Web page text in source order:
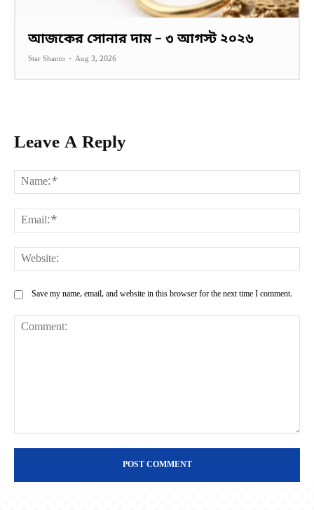
আজকের সোনার দাম – ৩ আগস্ট ২০২৬
Star Shanto - Aug 3, 2026
Leave A Reply
Save my name, email, and website in this browser for the next time I comment.